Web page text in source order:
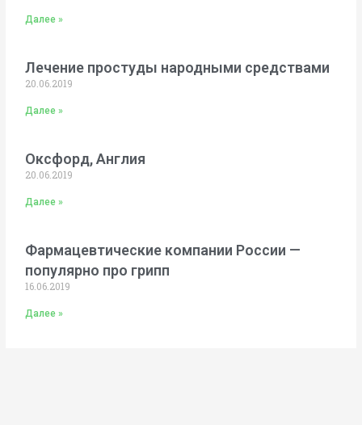
Далее »
Лечение простуды народными средствами
20.06.2019
Далее »
Оксфорд, Англия
20.06.2019
Далее »
Фармацевтические компании России —
популярно про грипп
16.06.2019
Далее »